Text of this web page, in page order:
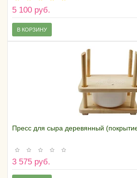
5 100 руб.
В КОРЗИНУ
Пресс для сыра деревянный
3 575 руб.